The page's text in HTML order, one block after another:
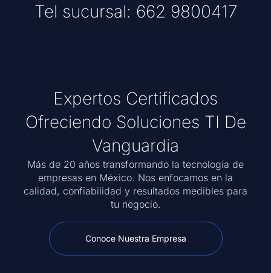
Tel sucursal: 662 9800417
Expertos Certificados
Ofreciendo Soluciones TI De
Vanguardia
Más de 20 años transformando la tecnología de
empresas en México. Nos enfocamos en la
calidad, confiabilidad y resultados medibles para
tu negocio.
Conoce Nuestra Empresa